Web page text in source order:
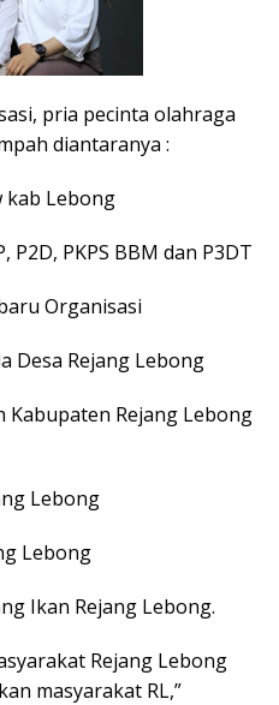
pria pecinta olahraga
diantaranya :
kab Lebong
P2D, PKPS BBM dan P3DT
Organisasi
Desa Rejang Lebong
Kabupaten Rejang Lebong
Lebong
Lebong
Ikan Rejang Lebong.
Rejang Lebong
masyarakat RL,”